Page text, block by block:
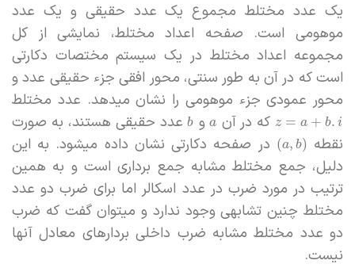
یک عدد مختلط مجموع یک عدد حقیقی و یک عدد
موهومی است. صفحه اعداد مختلط، نمایشی از کل
مجموعه اعداد مختلط در یک سیستم مختصات دکارتی
است که در آن به طور سنتی، محور افقی جزء حقیقی عدد و
محور عمودی جزء موهومی را نشان میدهد. عدد مختلط
z = a + b. i که در آن aو bعدد حقیقی هستند، به صورت
نقطه
(a, b)
در صفحه دکارتی نشان داده میشود. به این
دلیل، جمع مختلط مشابه جمع برداری است و به همین
ترتیب در مورد ضرب در عدد اسکالر اما برای ضرب دو عدد
مختلط چنین تشابهی وجود ندارد و میتوان گفت که ضرب
دو عدد مختلط مشابه ضرب داخلی بردارهای معادل آنها
نیست.